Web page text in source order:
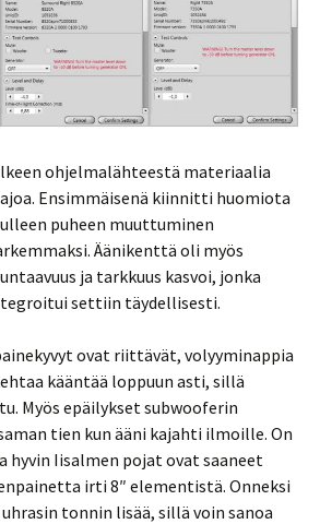
ohjelmalähteestä materiaalia
Ensimmäisenä kiinnitti huomiota
puheen muuttuminen
Äänikenttä oli myös
ja tarkkuus kasvoi, jonka
settiin täydellisesti.
ovat riittävät, volyyminappia
kääntää loppuun asti, sillä
Myös epäilykset subwooferin
tien kun ääni kajahti ilmoille. On
hyvin Iisalmen pojat ovat saaneet
irti 8″ elementistä. Onneksi
tonnin lisää, sillä voin sanoa